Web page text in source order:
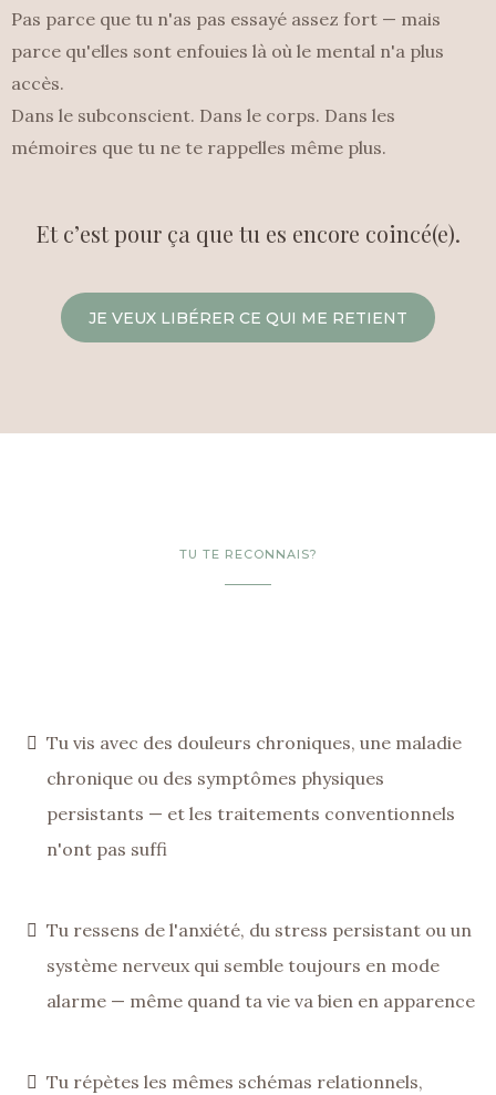
Pas parce que tu n'as pas essayé assez fort — mais
parce qu'elles sont enfouies là où le mental n'a plus
accès.
Dans le subconscient. Dans le corps. Dans les
mémoires que tu ne te rappelles même plus.
Et c’est pour ça que tu es encore coincé(e).
JE VEUX LIBÉRER CE QUI ME RETIENT
TU TE RECONNAIS?
Tu vis avec des douleurs chroniques, une maladie
chronique ou des symptômes physiques
persistants — et les traitements conventionnels
n'ont pas suffi
Tu ressens de l'anxiété, du stress persistant ou un
système nerveux qui semble toujours en mode
alarme — même quand ta vie va bien en apparence
Tu répètes les mêmes schémas relationnels,